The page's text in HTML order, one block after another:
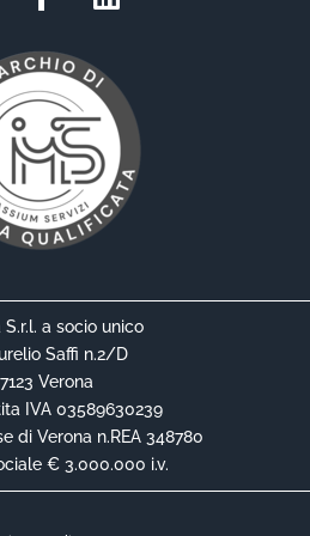
a socio unico
Saffi n.2/D
Verona
IVA 03589630239
di Verona n.REA 348780
€ 3.000.000 i.v.